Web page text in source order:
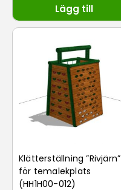
Lägg till
Klätterställning ”Rivjärn”
för temalekplats
(HH1H00-012)